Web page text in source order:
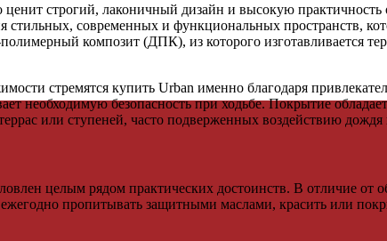
ценит строгий, лаконичный дизайн и высокую
современных и функциональных пространств,
композит (ДПК), из которого изготавливается
стремятся купить Urban именно благодаря
необходимую безопасность при ходьбе. Покрытие
или ступеней, часто подверженных воздействию дождя
целым рядом практических достоинств. В отличие от
пропитывать защитными маслами, красить или